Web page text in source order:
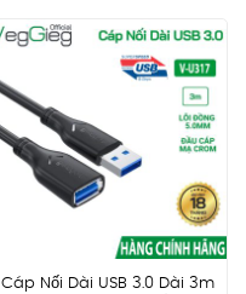
Cáp Nối Dài USB 3.0 Dài 3m